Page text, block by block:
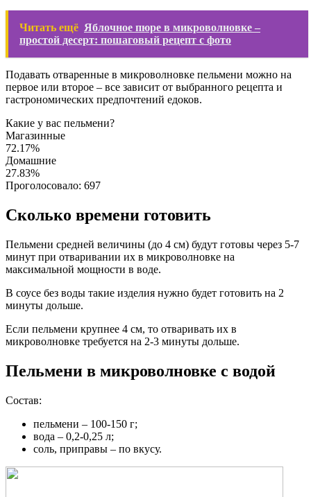
Читать ещё Яблочное пюре в микроволновке –
простой десерт: пошаговый рецепт с фото
Подавать отваренные в микроволновке пельмени можно на
первое или второе – все зависит от выбранного рецепта и
гастрономических предпочтений едоков.
Какие у вас пельмени?
Магазинные
72.17%
Домашние
27.83%
Проголосовало: 697
Сколько времени готовить
Пельмени средней величины (до 4 см) будут готовы через 5-7
минут при отваривании их в микроволновке на
максимальной мощности в воде.
В соусе без воды такие изделия нужно будет готовить на 2
минуты дольше.
Если пельмени крупнее 4 см, то отваривать их в
микроволновке требуется на 2-3 минуты дольше.
Пельмени в микроволновке с водой
Состав:
пельмени – 100-150 г;
вода – 0,2-0,25 л;
соль, приправы – по вкусу.